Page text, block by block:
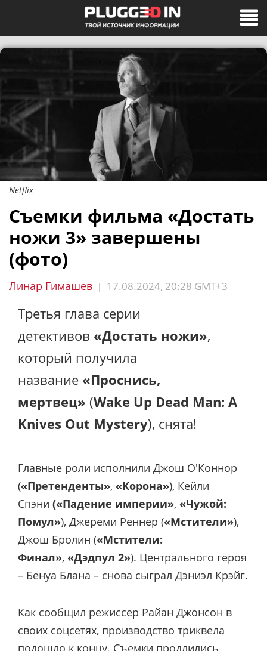
Netflix
Съемки фильма «Достать
ножи 3» завершены
(фото)
Линар Гимашев | 17.08.2024, 20:28 GMT+3
Третья глава серии
детективов «Достать ножи»,
который получила
название «Проснись,
мертвец» (Wake Up Dead Man: A
Knives Out Mystery), снята!
Главные роли исполнили Джош О'Коннор
(«Претенденты», «Корона»), Кейли
Спэни («Падение империи», «Чужой:
Помул»), Джереми Реннер («Мстители»),
Джош Бролин («Мстители:
Финал», «Дэдпул 2»). Центрального героя
– Бенуа Блана – снова сыграл Дэниэл Крэйг.
Как сообщил режиссер Райан Джонсон в
своих соцсетях, производство триквела
подошло к концу. Съемки продлились